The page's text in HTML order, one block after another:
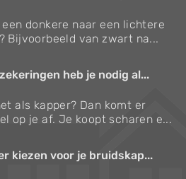
een donkere naar een lichtere
Bijvoorbeeld van zwart na...
heb je nodig al...
als kapper? Dan komt er
op je af. Je koopt scharen e...
kiezen voor je bruidskap...